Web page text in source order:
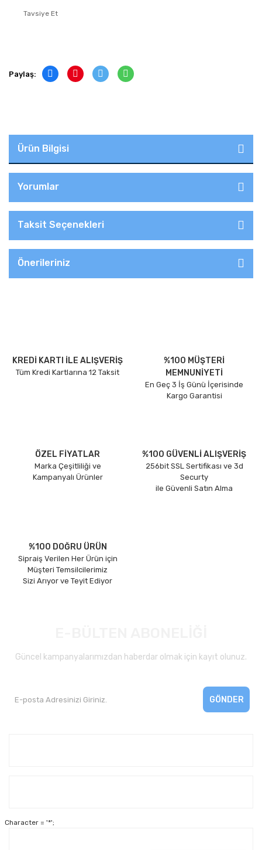
Tavsiye Et
Paylaş:
Ürün Bilgisi
Yorumlar
Taksit Seçenekleri
Önerileriniz
KREDİ KARTI İLE ALIŞVERİŞ
Tüm Kredi Kartlarına 12 Taksit
%100 MÜŞTERİ
MEMNUNİYETİ
En Geç 3 İş Günü İçerisinde
Kargo Garantisi
ÖZEL FİYATLAR
Marka Çeşitliliği ve
Kampanyalı Ürünler
%100 GÜVENLİ ALIŞVERİŞ
256bit SSL Sertifikası ve 3d
Securty
ile Güvenli Satın Alma
%100 DOĞRU ÜRÜN
Sipraiş Verilen Her Ürün için
Müşteri Temsilcilerimiz
Sizi Arıyor ve Teyit Ediyor
Güncel kampanyalarımızdan haberdar olmak için kayıt olunuz.
GÖNDER
Character = '*';